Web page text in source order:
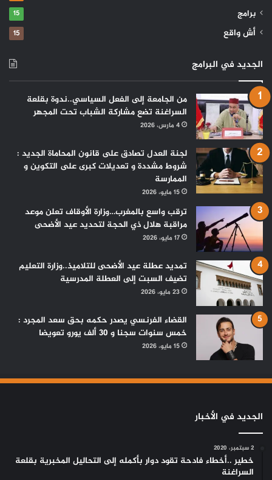
برامج 15
أش واقع 15
الجديد في البرامج
من الجامعة إلى الفعل السياسي..ندوة بقلعة
السراغنة تضع مشاركة الشباب تحت المجهر
4 مارس، 2026
لجنة العدل تصادق على قانون المحاماة الجديد :
شروط مشددة و تعديلات كبرى على التكوين و
الممارسة
15 مايو، 2026
ترقب واسع بالمغرب…وزارة الأوقاف تعلن موعد
مراقبة هلال ذي الحجة لتحديد عيد الأضحى
17 مايو، 2026
تمديد عطلة عيد الأضحى للتلاميذ..وزارة التعليم
تضيف السبت إلى العطلة المدرسية
23 مايو، 2026
القضاء الفرنسي يصدر حكمه بحق سعد المجرد :
خمس سنوات سجنا و 30 ألف يورو تعويضا
15 مايو، 2026
الجديد في الأخبار
2 سبتمبر، 2020
خطير ..أخطاء فادحة تقود دوار بأكمله إلى التحاليل المخبرية بقلعة
السراغنة